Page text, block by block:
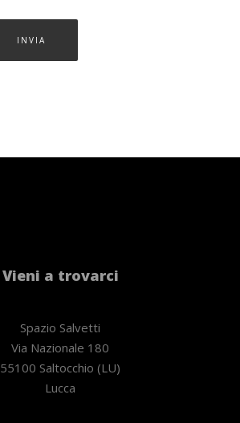
Vieni a trovarci
Spazio Salvetti
Via Nazionale 180
55100 Saltocchio (LU)
Lucca